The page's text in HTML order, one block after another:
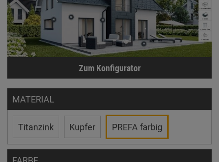
Zum Konfigurator
MATERIAL
Titanzink Kupfer PREFA farbig